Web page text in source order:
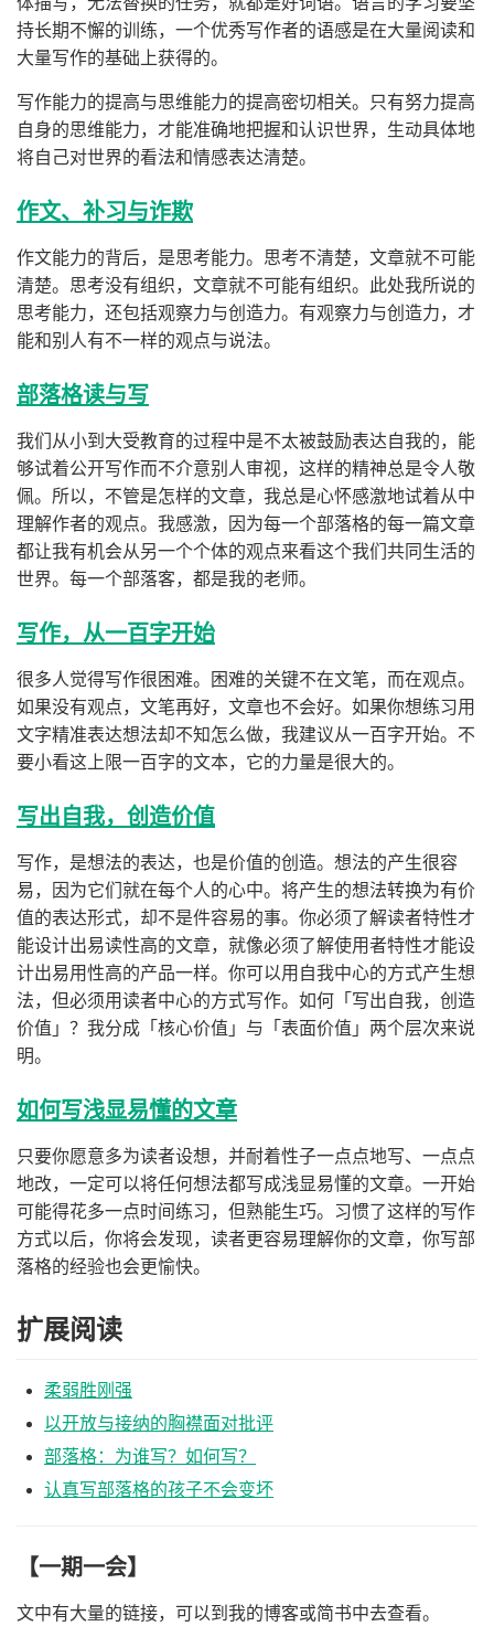
持长期不懈的训练，一个优秀写作者的语感是在大量阅读和
大量写作的基础上获得的。
写作能力的提高与思维能力的提高密切相关。只有努力提高
自身的思维能力，才能准确地把握和认识世界，生动具体地
将自己对世界的看法和情感表达清楚。
作文、补习与诈欺
作文能力的背后，是思考能力。思考不清楚，文章就不可能
清楚。思考没有组织，文章就不可能有组织。此处我所说的
思考能力，还包括观察力与创造力。有观察力与创造力，才
能和别人有不一样的观点与说法。
部落格读与写
我们从小到大受教育的过程中是不太被鼓励表达自我的，能
够试着公开写作而不介意别人审视，这样的精神总是令人敬
佩。所以，不管是怎样的文章，我总是心怀感激地试着从中
理解作者的观点。我感激，因为每一个部落格的每一篇文章
都让我有机会从另一个个体的观点来看这个我们共同生活的
世界。每一个部落客，都是我的老师。
写作，从一百字开始
很多人觉得写作很困难。困难的关键不在文笔，而在观点。
如果没有观点，文笔再好，文章也不会好。如果你想练习用
文字精准表达想法却不知怎么做，我建议从一百字开始。不
要小看这上限一百字的文本，它的力量是很大的。
写出自我，创造价值
写作，是想法的表达，也是价值的创造。想法的产生很容
易，因为它们就在每个人的心中。将产生的想法转换为有价
值的表达形式，却不是件容易的事。你必须了解读者特性才
能设计出易读性高的文章，就像必须了解使用者特性才能设
计出易用性高的产品一样。你可以用自我中心的方式产生想
法，但必须用读者中心的方式写作。如何「写出自我，创造
价值」？我分成「核心价值」与「表面价值」两个层次来说
明。
如何写浅显易懂的文章
只要你愿意多为读者设想，并耐着性子一点点地写、一点点
地改，一定可以将任何想法都写成浅显易懂的文章。一开始
可能得花多一点时间练习，但熟能生巧。习惯了这样的写作
方式以后，你将会发现，读者更容易理解你的文章，你写部
落格的经验也会更愉快。
扩展阅读
柔弱胜刚强
以开放与接纳的胸襟面对批评
部落格：为谁写？如何写？
认真写部落格的孩子不会变坏
【一期一会】
文中有大量的链接，可以到我的博客或简书中去查看。